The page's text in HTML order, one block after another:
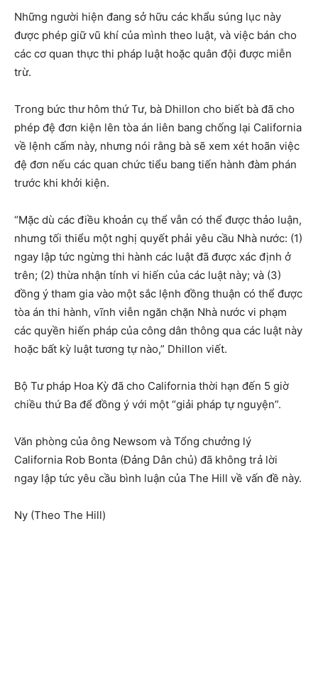
Những người hiện đang sở hữu các khẩu súng lục này
được phép giữ vũ khí của mình theo luật, và việc bán cho
các cơ quan thực thi pháp luật hoặc quân đội được miễn
trừ.
Trong bức thư hôm thứ Tư, bà Dhillon cho biết bà đã cho
phép đệ đơn kiện lên tòa án liên bang chống lại California
về lệnh cấm này, nhưng nói rằng bà sẽ xem xét hoãn việc
đệ đơn nếu các quan chức tiểu bang tiến hành đàm phán
trước khi khởi kiện.
“Mặc dù các điều khoản cụ thể vẫn có thể được thảo luận,
nhưng tối thiểu một nghị quyết phải yêu cầu Nhà nước: (1)
ngay lập tức ngừng thi hành các luật đã được xác định ở
trên; (2) thừa nhận tính vi hiến của các luật này; và (3)
đồng ý tham gia vào một sắc lệnh đồng thuận có thể được
tòa án thi hành, vĩnh viễn ngăn chặn Nhà nước vi phạm
các quyền hiến pháp của công dân thông qua các luật này
hoặc bất kỳ luật tương tự nào,” Dhillon viết.
Bộ Tư pháp Hoa Kỳ đã cho California thời hạn đến 5 giờ
chiều thứ Ba để đồng ý với một “giải pháp tự nguyện”.
Văn phòng của ông Newsom và Tổng chưởng lý
California Rob Bonta (Đảng Dân chủ) đã không trả lời
ngay lập tức yêu cầu bình luận của The Hill về vấn đề này.
Ny (Theo The Hill)